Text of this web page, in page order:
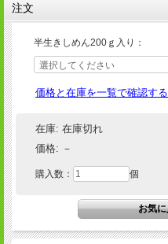
注文
半生きしめん200ｇ入り：
価格と在庫を一覧で確認する
在庫: 在庫切れ
価格: －
購入数： 個